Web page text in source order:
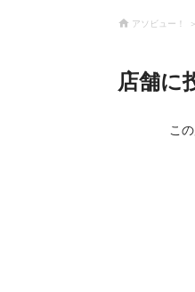
アソビュー！
店舗に
こ